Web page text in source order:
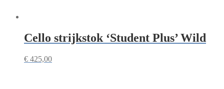
Cello strijkstok ‘Student Plus’ Wild
€ 425,00